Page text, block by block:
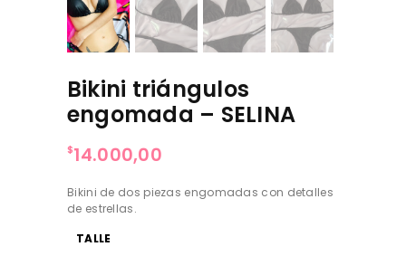
Bikini triángulos
engomada – SELINA
$14.000,00
Bikini de dos piezas engomadas con detalles
de estrellas.
TALLE